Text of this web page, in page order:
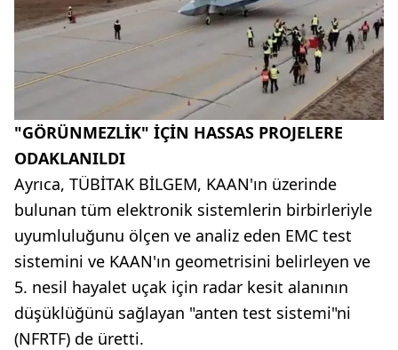
"GÖRÜNMEZLİK" İÇİN HASSAS PROJELERE
ODAKLANILDI
Ayrıca, TÜBİTAK BİLGEM, KAAN'ın üzerinde
bulunan tüm elektronik sistemlerin birbirleriyle
uyumluluğunu ölçen ve analiz eden EMC test
sistemini ve KAAN'ın geometrisini belirleyen ve
5. nesil hayalet uçak için radar kesit alanının
düşüklüğünü sağlayan "anten test sistemi"ni
(NFRTF) de üretti.